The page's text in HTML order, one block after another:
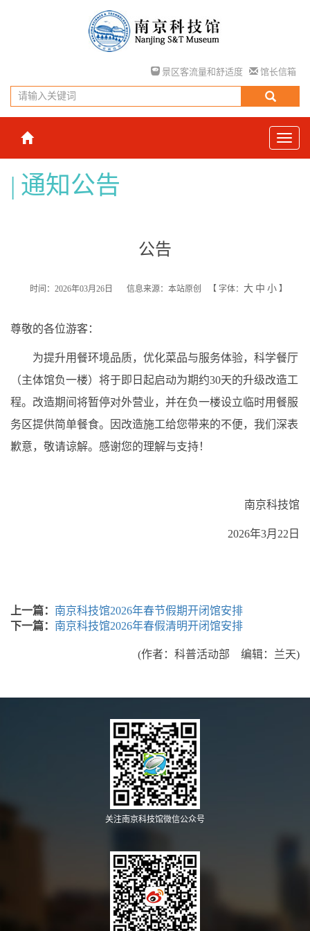
景区客流量和舒适度 馆长信箱
通知公告
公告
时间：2026年03月26日 信息来源：本站原创 【 字体： 大 中 小 】
尊敬的各位游客：
为提升用餐环境品质，优化菜品与服务体验，科学餐厅
（主体馆负一楼）将于即日起启动为期约30天的升级改造工
程。改造期间将暂停对外营业，并在负一楼设立临时用餐服
务区提供简单餐食。因改造施工给您带来的不便，我们深表
歉意，敬请谅解。感谢您的理解与支持！
南京科技馆
2026年3月22日
上一篇： 南京科技馆2026年春节假期开闭馆安排
下一篇： 南京科技馆2026年春假清明开闭馆安排
(作者：科普活动部 编辑：兰天)
关注南京科技馆微信公众号